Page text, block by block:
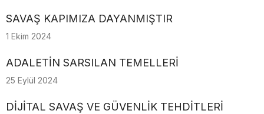
SAVAŞ KAPIMIZA DAYANMIŞTIR
1 Ekim 2024
ADALETİN SARSILAN TEMELLERİ
25 Eylül 2024
DİJİTAL SAVAŞ VE GÜVENLİK TEHDİTLERİ